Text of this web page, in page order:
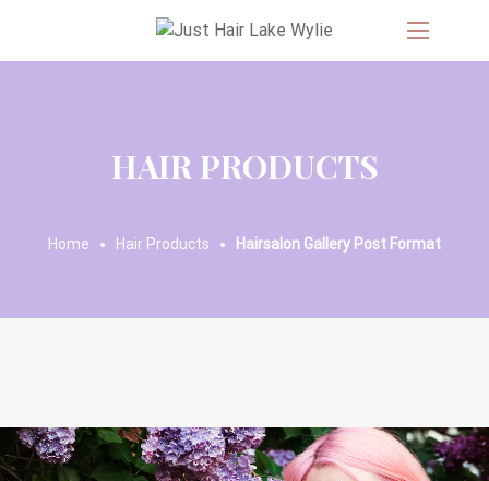
HAIR PRODUCTS
Home Hair Products Hairsalon Gallery Post Format